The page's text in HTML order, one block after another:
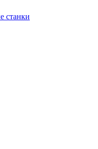
станки